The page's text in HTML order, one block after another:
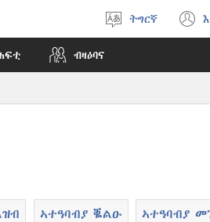
ቋንቋ
ትግርኛ
ብዛዕባና
ኣተዓባብያ ቘልዑ ኣተዓባብያ